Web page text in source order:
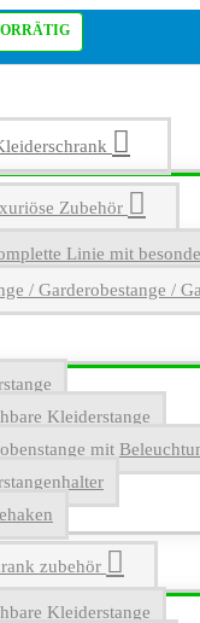
Zubehör
Linie mit
/ Garderobestange /
Kleiderstange
mit
zubehör
Kleiderstange